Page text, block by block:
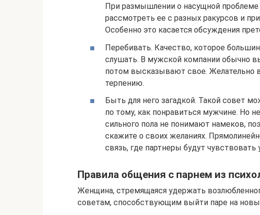
При размышлении о насущной
рассмотреть ее с разных ракурсов и
Особенно это касается обсуждения
Перебивать. Качество, которое
слушать. В мужской компании обычно
потом высказывают свое. Желательно
терпению.
Быть для него загадкой. Такой совет
по тому, как понравиться мужчине. Но
сильного пола не понимают намеков,
скажите о своих желаниях.
связь, где партнеры будут чувствовать
Правила общения с парнем из
Женщина, стремящаяся удержать
советам, способствующим выйти паре на